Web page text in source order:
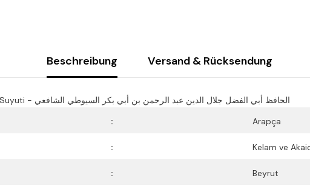
Beschreibung Versand & Rücksendung
Ebül Fadl Celaleddin Abdurrahman b. Ebi Bekr Es Suyuti - الحافظ أبي الفضل جلال الدين عبد الرحمن بن أبي بكر السيوطي الشافعي
: Arapça
: Kelam ve
: Beyrut